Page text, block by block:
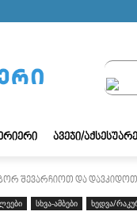
ᲐᲕᲔᲯᲘ/
შევარჩიოთ და
სხვა-ამბები ხედვა/